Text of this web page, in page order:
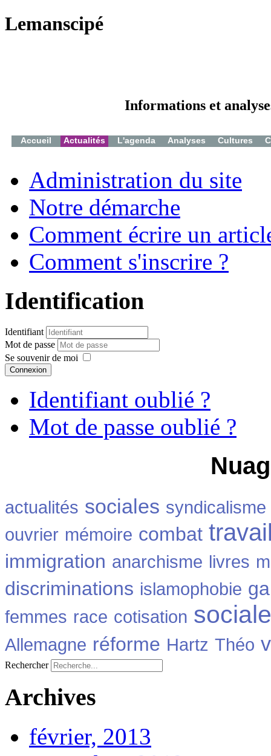
Lemanscipé
Informations et
Accueil Actualités L'agenda Analyses Cultures
Administration du site
Notre démarche
Comment écrire un
Comment s'inscrire ?
Identification
Identifiant
Mot de passe
Se souvenir de moi
Connexion
Identifiant oublié ?
Mot de passe oublié ?
actualités sociales syndicalisme
ouvrier mémoire combat
immigration anarchisme livres
discriminations islamophobie
femmes race cotisation sociale
Allemagne réforme Hartz Théo
Rechercher
Archives
février, 2013